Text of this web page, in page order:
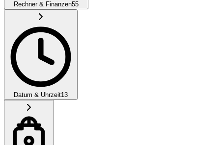
Rechner & Finanzen55
Datum & Uhrzeit13